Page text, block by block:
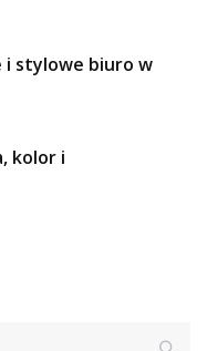
i stylowe biuro w
kolor i